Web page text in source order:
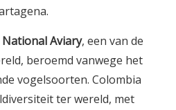
National Aviary, een van de
beroemd vanwege het
vogelsoorten. Colombia
ter wereld, met